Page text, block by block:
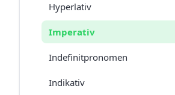
Hyperlativ
Imperativ
Indefinitpronomen
Indikativ